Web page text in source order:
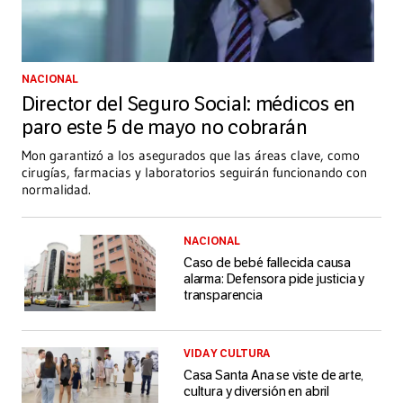
NACIONAL
Director del Seguro Social: médicos en
paro este 5 de mayo no cobrarán
Mon garantizó a los asegurados que las áreas clave, como
cirugías, farmacias y laboratorios seguirán funcionando con
normalidad.
NACIONAL
Caso de bebé fallecida causa
alarma: Defensora pide justicia y
transparencia
VIDA Y CULTURA
Casa Santa Ana se viste de arte,
cultura y diversión en abril